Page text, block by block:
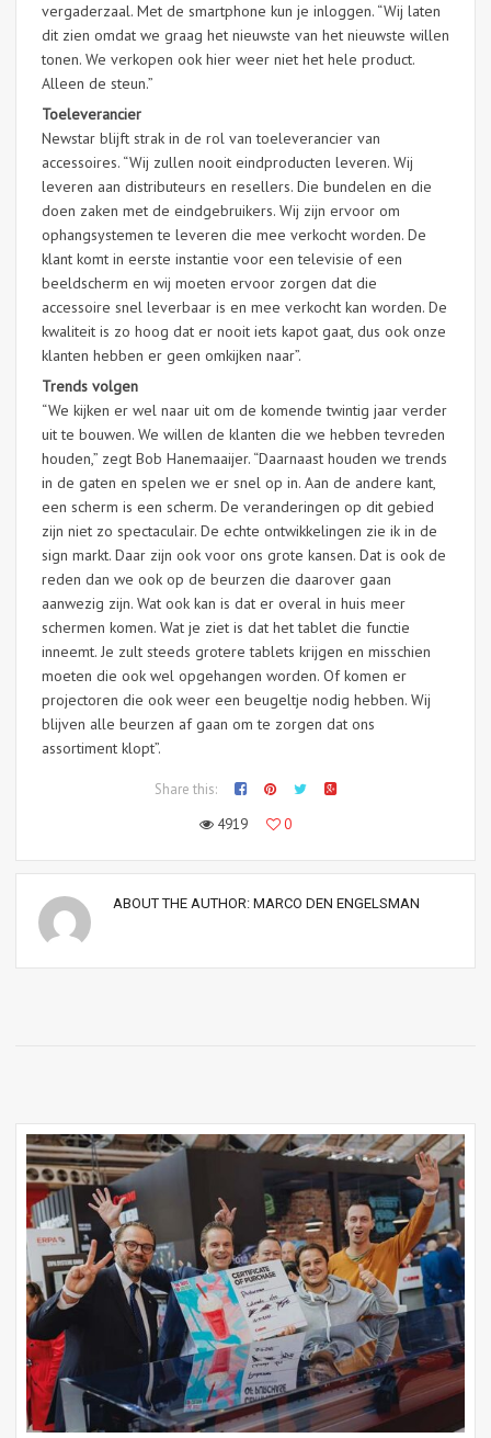
vergaderzaal. Met de smartphone kun je inloggen. “Wij laten
dit zien omdat we graag het nieuwste van het nieuwste willen
tonen. We verkopen ook hier weer niet het hele product.
Alleen de steun.”
Toeleverancier
Newstar blijft strak in de rol van toeleverancier van
accessoires. “Wij zullen nooit eindproducten leveren. Wij
leveren aan distributeurs en resellers. Die bundelen en die
doen zaken met de eindgebruikers. Wij zijn ervoor om
ophangsystemen te leveren die mee verkocht worden. De
klant komt in eerste instantie voor een televisie of een
beeldscherm en wij moeten ervoor zorgen dat die
accessoire snel leverbaar is en mee verkocht kan worden. De
kwaliteit is zo hoog dat er nooit iets kapot gaat, dus ook onze
klanten hebben er geen omkijken naar”.
Trends volgen
“We kijken er wel naar uit om de komende twintig jaar verder
uit te bouwen. We willen de klanten die we hebben tevreden
houden,” zegt Bob Hanemaaijer. “Daarnaast houden we trends
in de gaten en spelen we er snel op in. Aan de andere kant,
een scherm is een scherm. De veranderingen op dit gebied
zijn niet zo spectaculair. De echte ontwikkelingen zie ik in de
sign markt. Daar zijn ook voor ons grote kansen. Dat is ook de
reden dan we ook op de beurzen die daarover gaan
aanwezig zijn. Wat ook kan is dat er overal in huis meer
schermen komen. Wat je ziet is dat het tablet die functie
inneemt. Je zult steeds grotere tablets krijgen en misschien
moeten die ook wel opgehangen worden. Of komen er
projectoren die ook weer een beugeltje nodig hebben. Wij
blijven alle beurzen af gaan om te zorgen dat ons
assortiment klopt”.
Share this:
4919
0
ABOUT THE AUTHOR: MARCO DEN ENGELSMAN